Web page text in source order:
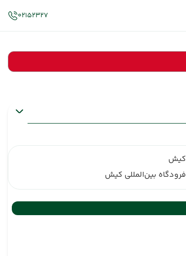
02152327
کیش
فرودگاه بین‌المللی کیش